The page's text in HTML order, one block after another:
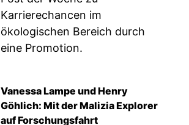
Karrierechancen im
ökologischen Bereich durch
eine Promotion.
Vanessa Lampe und Henry
Göhlich: Mit der Malizia Explorer
auf Forschungsfahrt